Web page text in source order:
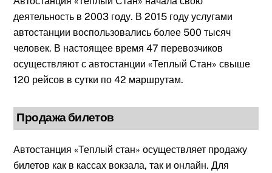
деятельность в 2003 году. В 2015 году услугами
автостанции воспользовались более 500 тысяч
человек. В настоящее время 47 перевозчиков
осуществляют с автостанции «Теплый Стан» свыше
120 рейсов в сутки по 42 маршрутам.
Продажа билетов
Автостанция «Теплый стан» осуществляет продажу
билетов как в кассах вокзала, так и онлайн. Для